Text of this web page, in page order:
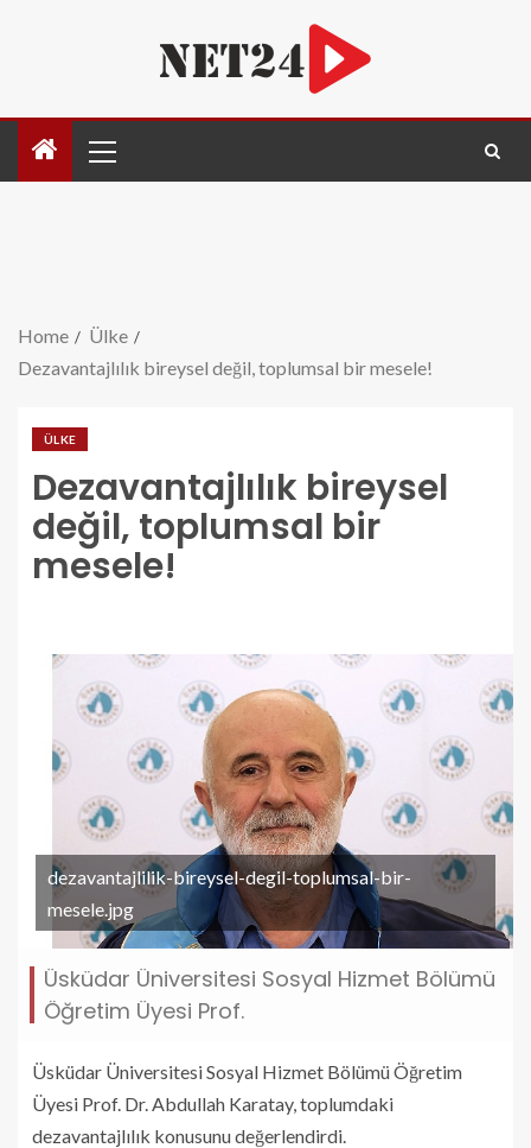
Home
Ülke
Dezavantajlılık bireysel değil, toplumsal bir mesele!
ÜLKE
Dezavantajlılık bireysel
değil, toplumsal bir
mesele!
dezavantajlilik-bireysel-degil-toplumsal-bir-
mesele.jpg
Üsküdar Üniversitesi Sosyal Hizmet Bölümü
Öğretim Üyesi Prof.
Üsküdar Üniversitesi Sosyal Hizmet Bölümü Öğretim
Üyesi Prof. Dr. Abdullah Karatay, toplumdaki
dezavantajlılık konusunu değerlendirdi.